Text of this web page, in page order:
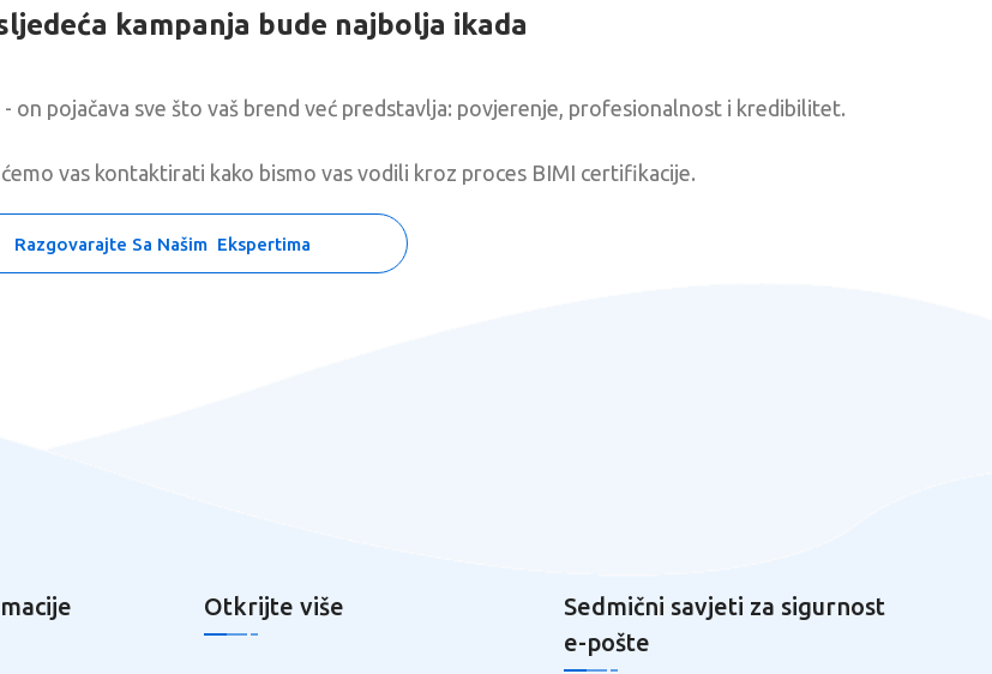
kampanja bude najbolja ikada
on pojačava sve što vaš brend već predstavlja: povjerenje, profesionalnost i kredibilitet.
vas kontaktirati kako bismo vas vodili kroz proces BIMI certifikacije.
Razgovarajte Sa Našim Ekspertima
Otkrijte više
Sedmični savjeti za sigurnost
e-pošte